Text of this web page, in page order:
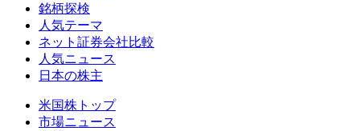
銘柄探検
人気テーマ
ネット証券会社比較
人気ニュース
日本の株主
米国株トップ
市場ニュース